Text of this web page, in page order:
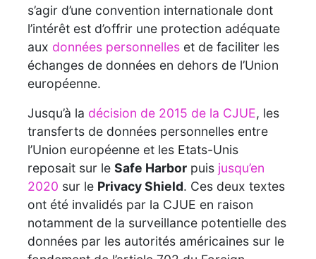
s’agir d’une convention internationale dont
l’intérêt est d’offrir une protection adéquate
aux données personnelles et de faciliter les
échanges de données en dehors de l’Union
européenne.
Jusqu’à la décision de 2015 de la CJUE, les
transferts de données personnelles entre
l’Union européenne et les Etats-Unis
reposait sur le Safe Harbor puis jusqu’en
2020 sur le Privacy Shield. Ces deux textes
ont été invalidés par la CJUE en raison
notamment de la surveillance potentielle des
données par les autorités américaines sur le